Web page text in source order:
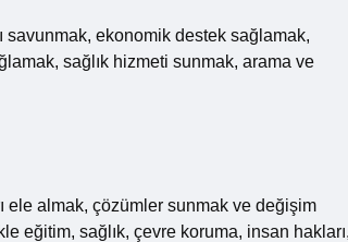
savunmak, ekonomik destek sağlamak,
sağlık hizmeti sunmak, arama ve
ele almak, çözümler sunmak ve değişim
eğitim, sağlık, çevre koruma, insan